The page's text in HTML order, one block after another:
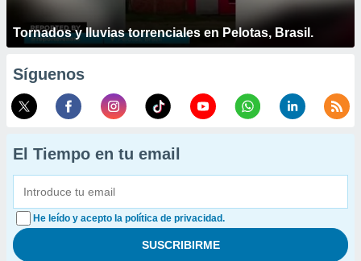
Tornados y lluvias torrenciales en Pelotas, Brasil.
Síguenos
El Tiempo en tu email
He leído y acepto la política de privacidad.